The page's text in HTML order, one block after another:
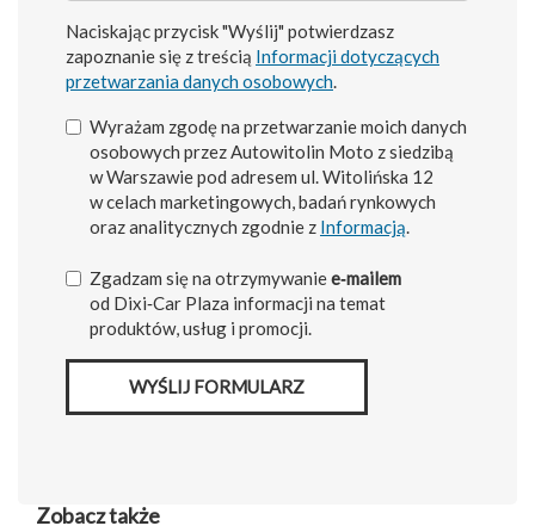
Naciskając przycisk "Wyślij" potwierdzasz
zapoznanie się z treścią Informacji dotyczących
przetwarzania danych osobowych.
Wyrażam zgodę na przetwarzanie moich danych
osobowych przez Autowitolin Moto z siedzibą
w Warszawie pod adresem ul. Witolińska 12
w celach marketingowych, badań rynkowych
oraz analitycznych zgodnie z Informacją.
Zgadzam się na otrzymywaniee‑mailem
od Dixi‑Car Plaza informacji na temat
produktów, usług i promocji.
WYŚLIJ FORMULARZ
Zobacz także